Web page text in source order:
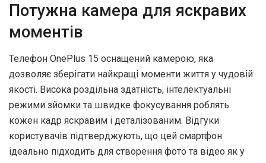
Потужна камера для яскравих
моментів
Телефон OnePlus 15 оснащений камерою, яка
дозволяє зберігати найкращі моменти життя у чудовій
якості. Висока роздільна здатність, інтелектуальні
режими зйомки та швидке фокусування роблять
кожен кадр яскравим і деталізованим. Відгуки
користувачів підтверджують, що цей смартфон
ідеально підходить для створення фото та відео як у